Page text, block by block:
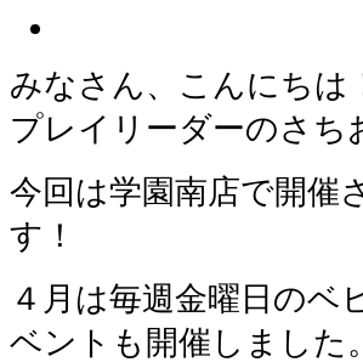
みなさん、こんにちは
プレイリーダーのさち
今回は学園南店で開催
す！
４月は毎週金曜日の
ベントも開催しました。